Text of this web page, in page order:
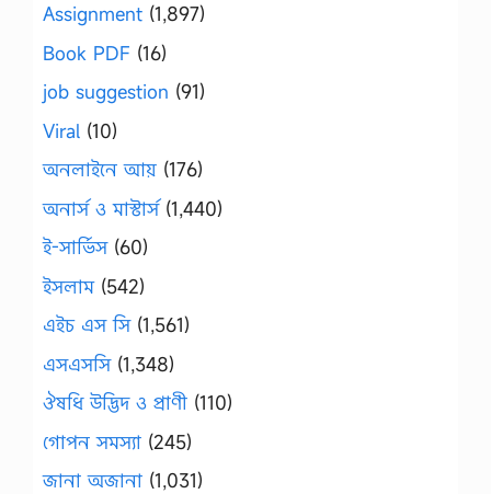
Assignment (1,897)
Book PDF (16)
job suggestion (91)
Viral (10)
অনলাইনে আয় (176)
অনার্স ও মাস্টার্স(1,440)
ই-সার্ভিস(60)
ইসলাম(542)
এইচ এস সি(1,561)
এসএসসি(1,348)
ঔষধি উদ্ভিদ ও প্রাণী (110)
গোপন সমস্যা (245)
জানা অজানা (1,031)